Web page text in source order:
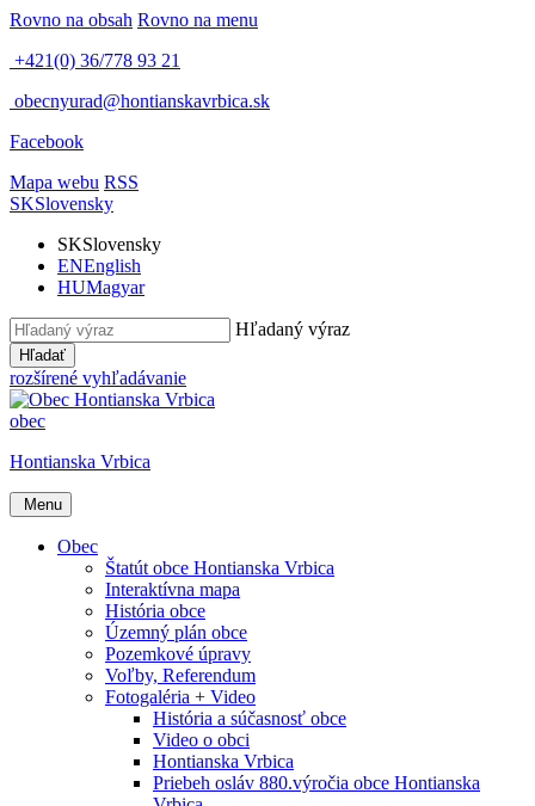
Rovno na obsah Rovno na menu
+421(0) 36/778 93 21
obecnyurad@hontianskavrbica.sk
Facebook
Mapa webu RSS
SKSlovensky
SKSlovensky
ENEnglish
HUMagyar
Hľadaný výraz
Hľadať
rozšírené vyhľadávanie
obec
Hontianska Vrbica
Menu
Obec
Štatút obce Hontianska Vrbica
Interaktívna mapa
História obce
Územný plán obce
Pozemkové úpravy
Voľby, Referendum
Fotogaléria + Video
História a súčasnosť obce
Video o obci
Hontianska Vrbica
Priebeh osláv 880.výročia obce Hontianska